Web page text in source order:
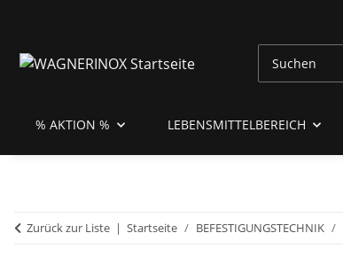
% AKTION % LEBENSMITTELBEREICH
Zurück zur Liste Startseite BEFESTIGUNGSTECHNIK